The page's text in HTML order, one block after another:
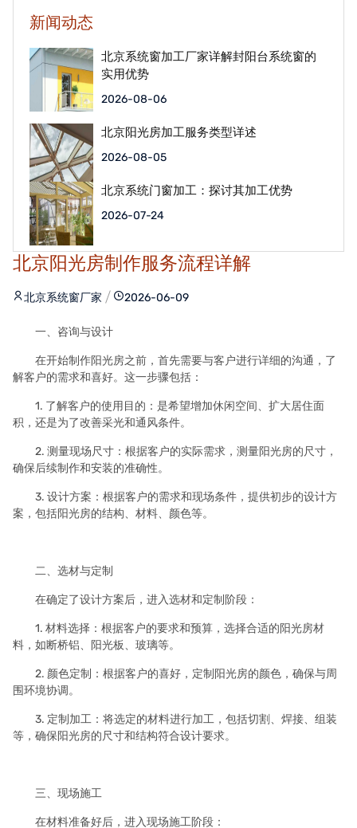
新闻动态
北京系统窗加工厂家详解封阳台系统窗的
实用优势
2026-08-06
北京阳光房加工服务类型详述
2026-08-05
北京系统门窗加工：探讨其加工优势
2026-07-24
北京阳光房制作服务流程详解
北京系统窗厂家 2026-06-09
一、咨询与设计
在开始制作阳光房之前，首先需要与客户进行详细的沟通，了
解客户的需求和喜好。这一步骤包括：
1. 了解客户的使用目的：是希望增加休闲空间、扩大居住面
积，还是为了改善采光和通风条件。
2. 测量现场尺寸：根据客户的实际需求，测量阳光房的尺寸，
确保后续制作和安装的准确性。
3. 设计方案：根据客户的需求和现场条件，提供初步的设计方
案，包括阳光房的结构、材料、颜色等。
二、选材与定制
在确定了设计方案后，进入选材和定制阶段：
1. 材料选择：根据客户的要求和预算，选择合适的阳光房材
料，如断桥铝、阳光板、玻璃等。
2. 颜色定制：根据客户的喜好，定制阳光房的颜色，确保与周
围环境协调。
3. 定制加工：将选定的材料进行加工，包括切割、焊接、组装
等，确保阳光房的尺寸和结构符合设计要求。
三、现场施工
在材料准备好后，进入现场施工阶段：